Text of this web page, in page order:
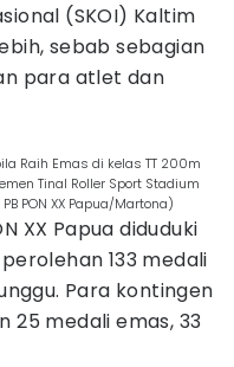
(SKOI) Kaltim
sebab sebagian
para atlet dan
Raih Emas di kelas TT 200m
Tinal Roller Sport Stadium
PON XX Papua/Martona)
XX Papua diduduki
133 medali
Para kontingen
25 medali emas, 33